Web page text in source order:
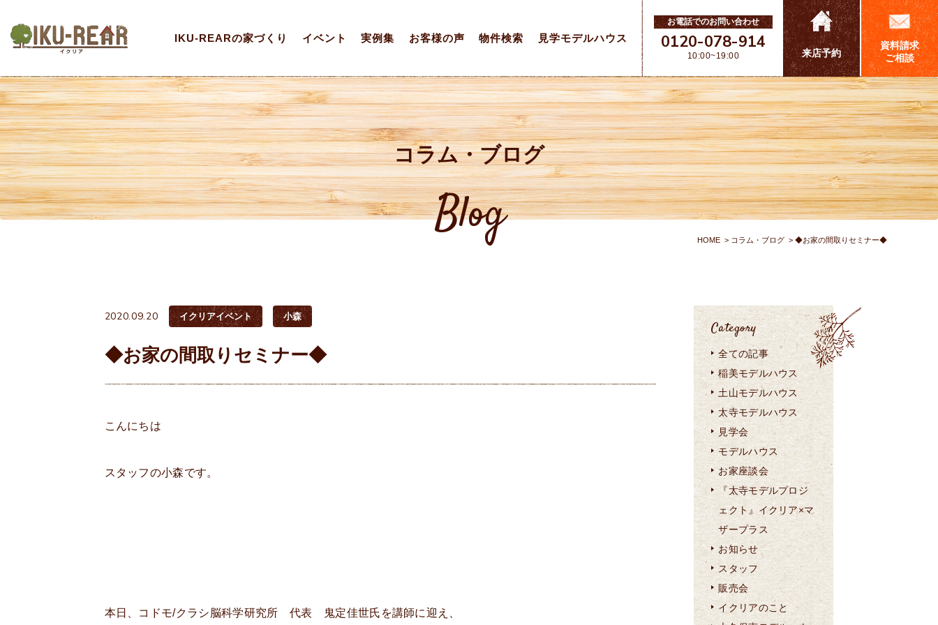
IKU-REARの家づくり イベント 実例集 お客様の声 物件検索 見学モデルハウス
お電話でのお問い合わせ
0120-078-914
10:00~19:00 来店予約
資料請求
ご相談
コラム・ブログ
Blog HOME コラム・ブログ ◆お家の間取りセミナー◆
2020.09.20 イクリアイベント 小森
◆お家の間取りセミナー◆
こんにちは
スタッフの小森です。
本日、コドモ/クラシ脳科学研究所 代表 鬼定佳世氏を講師に迎え、
Category
全ての記事
稲美モデルハウス
土山モデルハウス
太寺モデルハウス
見学会
モデルハウス
お家座談会
『太寺モデルプロジ
ェクト』イクリア×マ
ザープラス
お知らせ
スタッフ
販売会
イクリアのこと